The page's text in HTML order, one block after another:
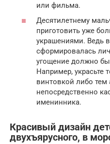
или фильма.
Десятилетнему
приготовить уже
украшениями. Ведь
сформировалась
угощение должно
Например, украсьте
винтовкой либо тем
непосредственно
именинника.
Красивый дизайн
двухъярусного, в